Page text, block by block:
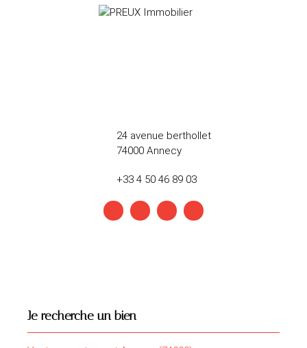
24 avenue berthollet
74000 Annecy
+33 4 50 46 89 03
Je recherche un bien